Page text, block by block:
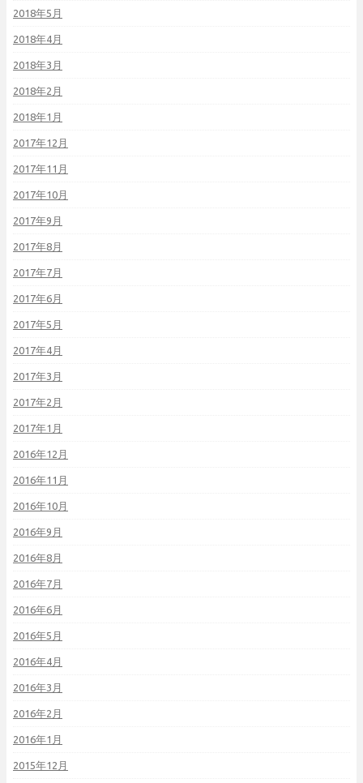
2018年5月
2018年4月
2018年3月
2018年2月
2018年1月
2017年12月
2017年11月
2017年10月
2017年9月
2017年8月
2017年7月
2017年6月
2017年5月
2017年4月
2017年3月
2017年2月
2017年1月
2016年12月
2016年11月
2016年10月
2016年9月
2016年8月
2016年7月
2016年6月
2016年5月
2016年4月
2016年3月
2016年2月
2016年1月
2015年12月